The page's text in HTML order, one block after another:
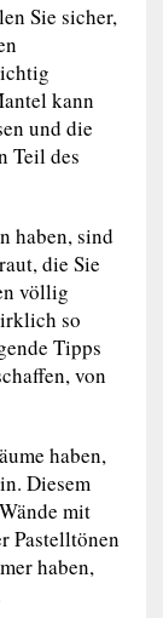
Sie sicher,
kann
und die
Teil des
haben, sind
die Sie
völlig
so
Tipps
von
haben,
Diesem
mit
Pastelltönen
haben,